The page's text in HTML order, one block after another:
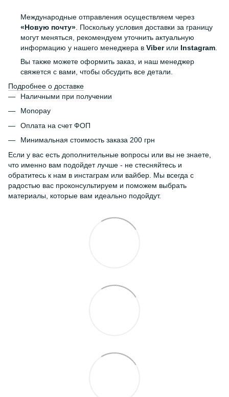
Международные отправления осуществляем через
«Новую почту» . Поскольку условия доставки за границу
могут меняться, рекомендуем уточнить актуальную
информацию у нашего менеджера в Viberили Instagram
Вы также можете оформить заказ, и наш менеджер
свяжется с вами, чтобы обсудить все детали.
Подробнее о доставке
Наличными при получении
Monopay
Оплата на счет ФОП
Минимальная стоимость заказа 200 грн
Если у вас есть дополнительные вопросы или вы не знаете,
что именно вам подойдет лучше - не стесняйтесь и
обратитесь к нам в инстаграм или вайбер. Мы всегда с
радостью вас проконсультируем и поможем выбрать
материалы, которые вам идеально подойдут.